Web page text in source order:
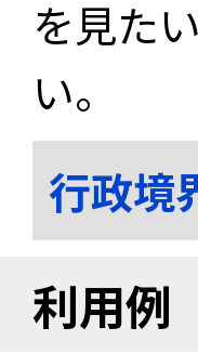
を見た
い。
行政境
利用例